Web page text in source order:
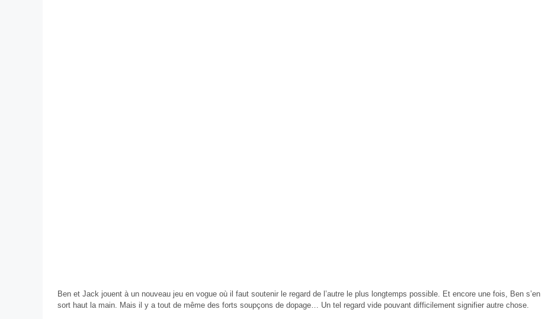
Ben et Jack jouent à un nouveau jeu en vogue où il faut soutenir le regard de l’autre le plus longtemps possible. Et encore une fois, Ben s’en
sort haut la main. Mais il y a tout de même des forts soupçons de dopage… Un tel regard vide pouvant difficilement signifier autre chose.